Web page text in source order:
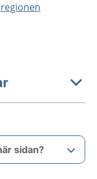
sidan?